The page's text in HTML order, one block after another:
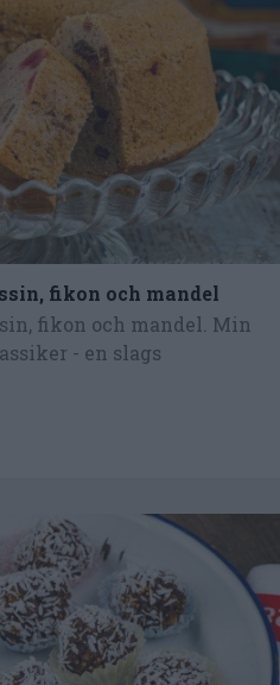
fikon och mandel
fikon och mandel. Min
- en slags